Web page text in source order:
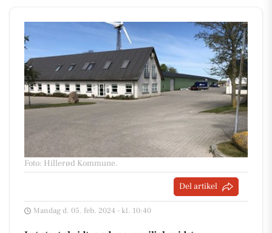
Foto: Hillerød Kommune.
Del artikel
Mandag d. 05. feb. 2024 - kl. 10:40